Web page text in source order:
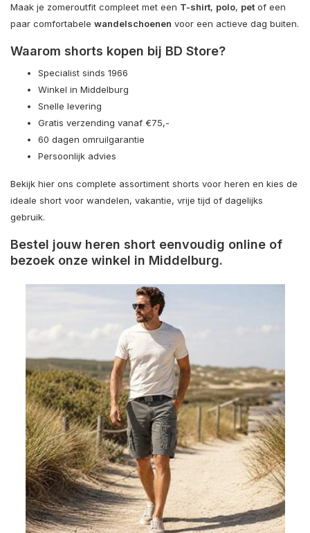
Maak je zomeroutfit compleet met een T-shirt, polo, pet of een
paar comfortabele wandelschoenen voor een actieve dag buiten.
Waarom shorts kopen bij BD Store?
Specialist sinds 1966
Winkel in Middelburg
Snelle levering
Gratis verzending vanaf €75,-
60 dagen omruilgarantie
Persoonlijk advies
Bekijk hier ons complete assortiment shorts voor heren en kies de
ideale short voor wandelen, vakantie, vrije tijd of dagelijks
gebruik.
Bestel jouw heren short eenvoudig online of
bezoek onze winkel in Middelburg.